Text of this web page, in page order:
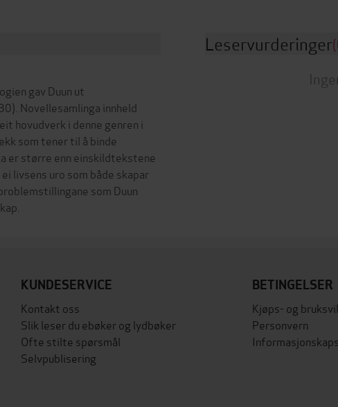
gav Duun ut
Novellesamlinga innheld
hovudverk i denne genren i
som tener til å binde
er større enn einskildtekstene
livsens uro som både skapar
som Duun
Leservurderinger
KUNDESERVICE
Kontakt oss
Slik leser du ebøker og lydbøker
Ofte stilte spørsmål
Selvpublisering
BETINGELSER
Kjøps- og
Personvern